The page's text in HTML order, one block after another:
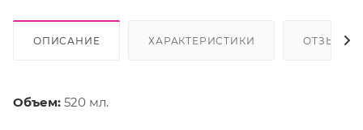
ОПИСАНИЕ ХАРАКТЕРИСТИКИ ОТЗЫВЫ
Объем: 520 мл.